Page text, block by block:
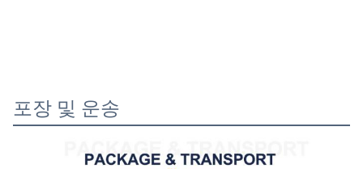
포장 및 운송